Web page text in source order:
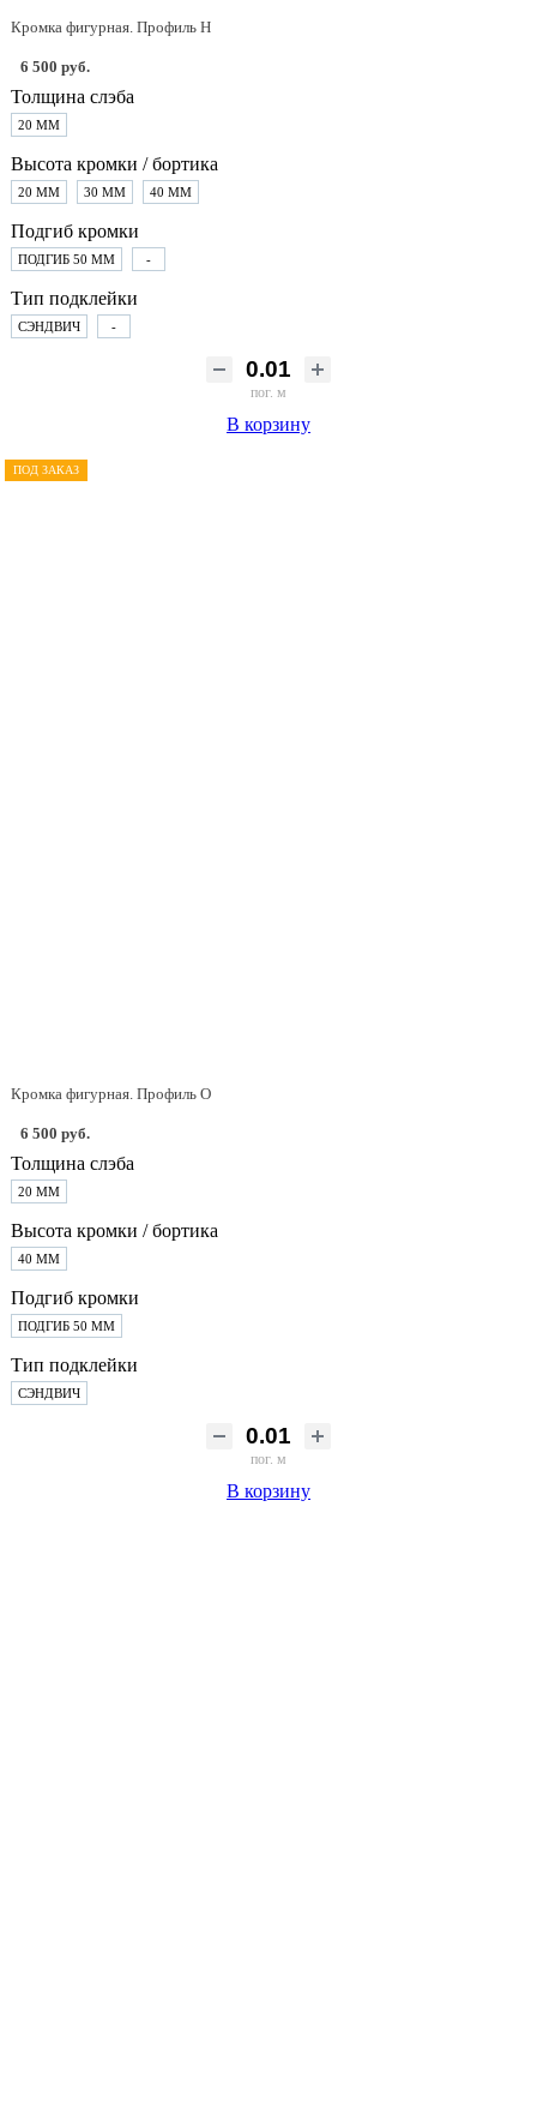
Кромка фигурная. Профиль H
6 500 руб.
Толщина слэба
20 ММ
Высота кромки / бортика
20 ММ 30 ММ 40 ММ
Подгиб кромки
ПОДГИБ 50 ММ -
Тип подклейки
СЭНДВИЧ -
пог. м
В корзину
ПОД ЗАКАЗ
Кромка фигурная. Профиль О
6 500 руб.
Толщина слэба
20 ММ
Высота кромки / бортика
40 ММ
Подгиб кромки
ПОДГИБ 50 ММ
Тип подклейки
СЭНДВИЧ
пог. м
В корзину